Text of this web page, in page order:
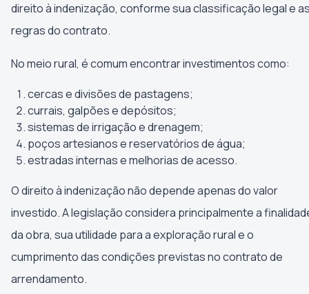
direito à indenização, conforme sua classificação legal e
regras do contrato.
No meio rural, é comum encontrar investimentos como:
cercas e divisões de pastagens;
currais, galpões e depósitos;
sistemas de irrigação e drenagem;
poços artesianos e reservatórios de água;
estradas internas e melhorias de acesso.
O direito à indenização não depende apenas do valor
investido. A legislação considera principalmente a
da obra, sua utilidade para a exploração rural e o
cumprimento das condições previstas no contrato de
arrendamento.